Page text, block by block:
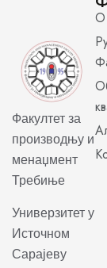
Факултет за
производњу и
менаџмент
Требиње
Универзитет у
Источном
Сарајеву
О